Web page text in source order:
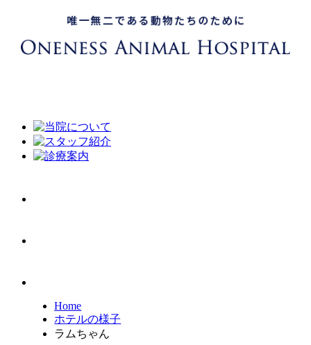
Home
ホテルの様子
ラムちゃん